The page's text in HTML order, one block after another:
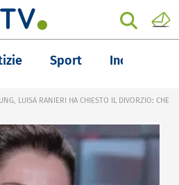
Sport Inchieste
LUISA RANIERI HA CHIESTO IL DIVORZIO: CHE